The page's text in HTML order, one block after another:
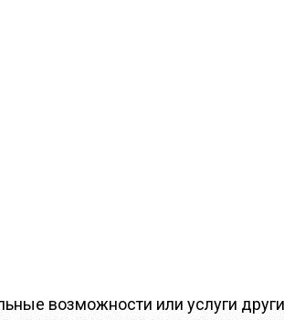
возможности или услуги